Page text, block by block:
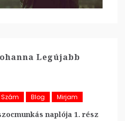
Legújabb
Blog Mirjam
naplója 1. rész